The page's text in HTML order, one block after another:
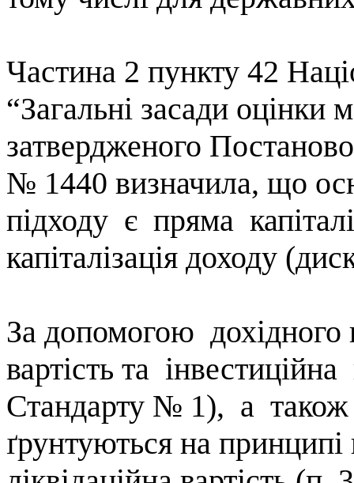
Частина 2 пункту 42
“Загальні засади оцінки
затвердженого
№ 1440 визначила, що
підходу є пряма
капіталізація доходу
За допомогою дохідного
вартість та інвестиційна
Стандарту № 1), а також
ґрунтуються на принципі